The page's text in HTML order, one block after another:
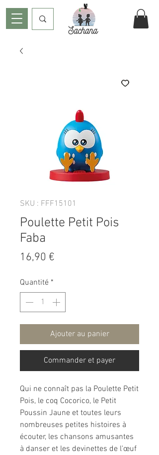
SKU : FFF15101
Poulette Petit Pois
Faba
16,90 €
Quantité *
Ajouter au panier
Commander et payer
Qui ne connaît pas la Poulette Petit
Pois, le coq Cocorico, le Petit
Poussin Jaune et toutes leurs
nombreuses petites histoires à
écouter, les chansons amusantes
à danser et les devinettes de l'œuf